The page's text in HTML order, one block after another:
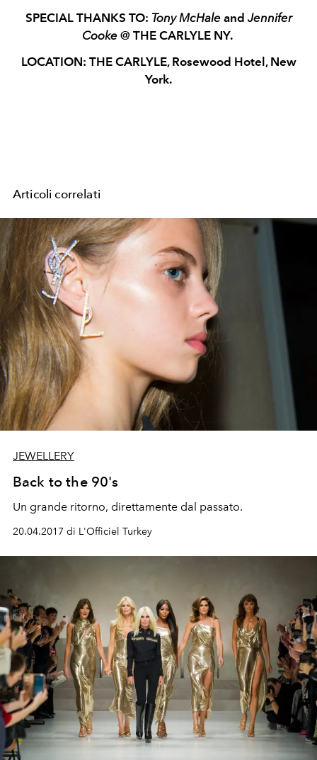
SPECIAL THANKS TO: Tony McHaleand Jennifer
Cooke @ THE CARLYLE NY.
LOCATION: THE CARLYLE, Rosewood Hotel, New
York.
Articoli correlati
JEWELLERY
Back to the 90's
Un grande ritorno, direttamente dal passato.
20.04.2017 di L'Officiel Turkey